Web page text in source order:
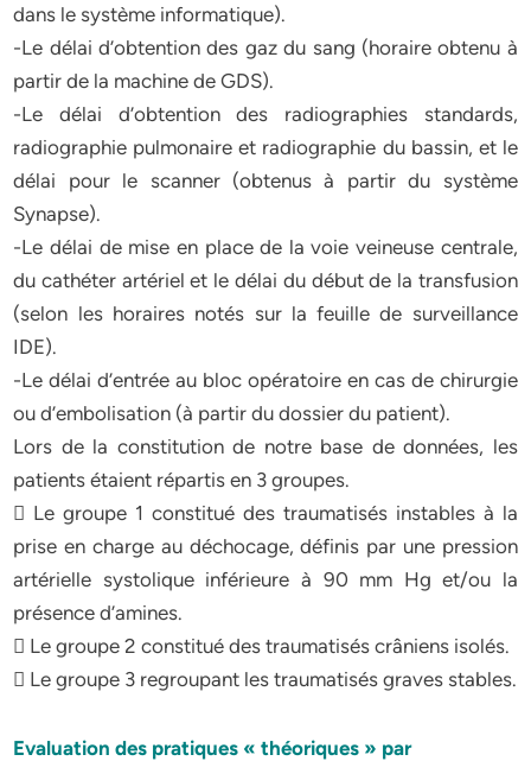
dans le système informatique).
-Le délai d’obtention des gaz du sang (horaire obtenu à
partir de la machine de GDS).
-Le délai d’obtention des radiographies standards,
radiographie pulmonaire et radiographie du bassin, et le
délai pour le scanner (obtenus à partir du système
Synapse).
-Le délai de mise en place de la voie veineuse centrale,
du cathéter artériel et le délai du début de la transfusion
(selon les horaires notés sur la feuille de surveillance
IDE).
-Le délai d’entrée au bloc opératoire en cas de chirurgie
ou d’embolisation (à partir du dossier du patient).
Lors de la constitution de notre base de données, les
patients étaient répartis en 3 groupes.
 Le groupe 1 constitué des traumatisés instables à la
prise en charge au déchocage, définis par une pression
artérielle systolique inférieure à 90 mm Hg et/ou la
présence d’amines.
 Le groupe 2 constitué des traumatisés crâniens isolés.
 Le groupe 3 regroupant les traumatisés graves stables.
Evaluation des pratiques « théoriques » par